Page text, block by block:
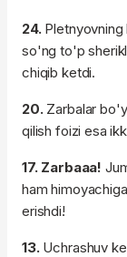
24.Pletnyovning
so'ng to'p
chiqib ketdi.
20.Zarbalar
qilish foizi esa
17. Zarbaaa!
ham
erishdi!
13. Uchrashuv